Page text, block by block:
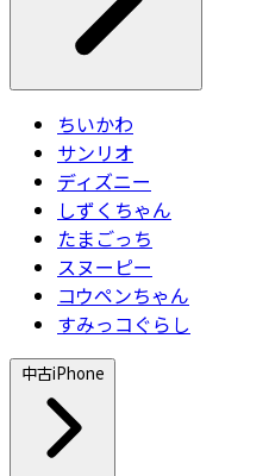
ちいかわ
サンリオ
ディズニー
しずくちゃん
たまごっち
スヌーピー
コウペンちゃん
すみっコぐらし
中古iPhone